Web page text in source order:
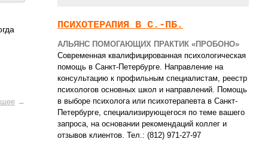
→
ПСИХОТЕРАПИЯ В С.-ПБ.
АЛЬЯНС ПОМОГАЮЩИХ ПРАКТИК «ПРОБОНО»
Современная квалифицированная психологическая
помощь в Санкт-Петербурге. Направление на
консультацию к профильным специалистам, реестр
психологов основных школ и направлений. Помощь
в выборе психолога или психотерапевта в Санкт-
Петербурге, специализирующегося по теме вашего
запроса, на основании рекомендаций коллег и
отзывов клиентов. Тел.: (812) 971-27-97